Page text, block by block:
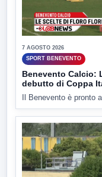
7 AGOSTO 2026
SPORT BENEVENTO
Benevento Calcio:
debutto di Coppa
Il Benevento è pronto